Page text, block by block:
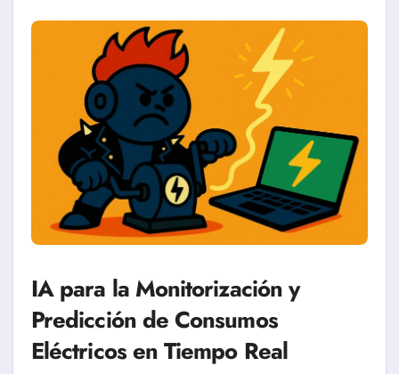
IA para la Monitorización y
Predicción de Consumos
Eléctricos en Tiempo Real